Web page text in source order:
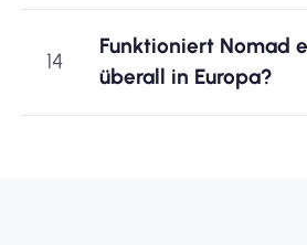
14
Funktioniert Nomad
überall in Europa?